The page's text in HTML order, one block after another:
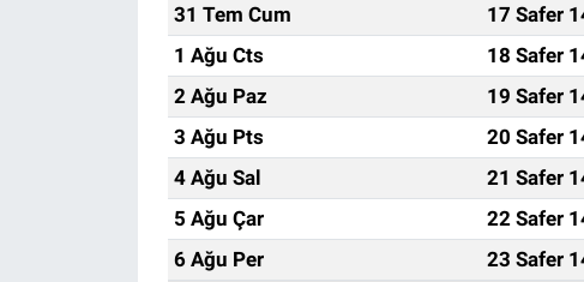
31 Tem Cum
17 Safer
1 Ağu Cts
18 Safer
2 Ağu Paz
19 Safer
3 Ağu Pts
20 Safer
4 Ağu Sal
21 Safer
5 Ağu Çar
22 Safer
6 Ağu Per
23 Safer